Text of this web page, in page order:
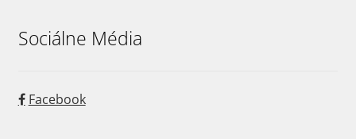
Sociálne Média
Facebook